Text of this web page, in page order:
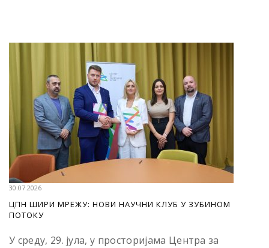
30.07.2026
ЦПН ШИРИ МРЕЖУ: НОВИ НАУЧНИ КЛУБ У ЗУБИНОМ
ПОТОКУ
У среду, 29. јула, у просторијама Центра за